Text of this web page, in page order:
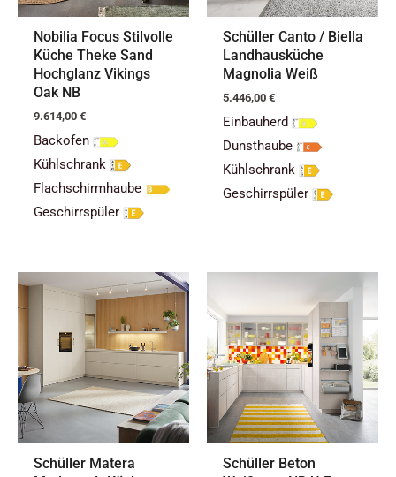
Nobilia Focus Stilvolle
Küche Theke Sand
Hochglanz Vikings
Oak NB
9.614,00 €
Backofen
Kühlschrank
Flachschirmhaube
Geschirrspüler
Schüller Canto / Biella
Landhausküche
Magnolia Weiß
5.446,00 €
Einbauherd
Dunsthaube
Kühlschrank
Geschirrspüler
Schüller Matera
Schüller Beton